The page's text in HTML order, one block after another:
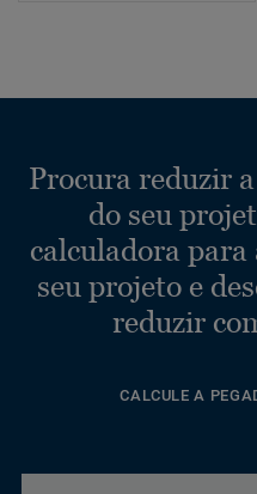
Procura reduzir
do seu
calculadora para
seu projeto e
reduzir
CALCULE A